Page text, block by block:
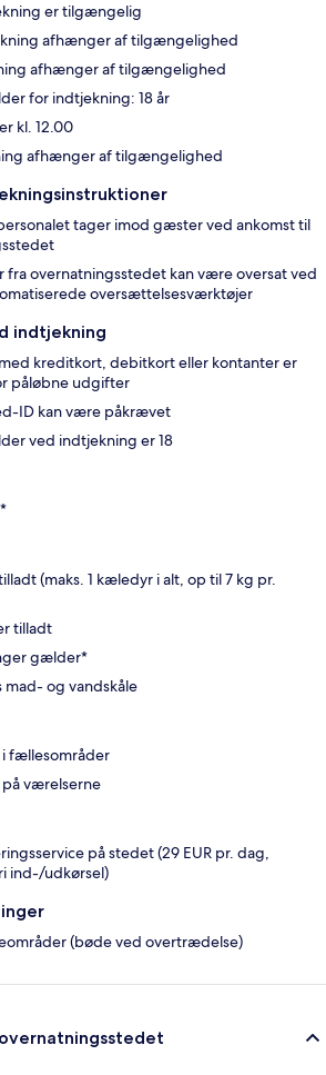
er tilgængelig
afhænger af tilgængelighed
afhænger af tilgængelighed
for indtjekning: 18 år
kl. 12.00
afhænger af tilgængelighed
tager imod gæster ved ankomst til
fra overnatningsstedet kan være oversat ved
oversættelsesværktøjer
indtjekning
kreditkort, debitkort eller kontanter er
påløbne udgifter
ID kan være påkrævet
ved indtjekning er 18
(maks. 1 kæledyr i alt, op til 7 kg pr.
tilladt
gælder*
mad- og vandskåle
i fællesområder
på værelserne
på stedet (29 EUR pr. dag,
ind-/udkørsel)
(bøde ved overtrædelse)